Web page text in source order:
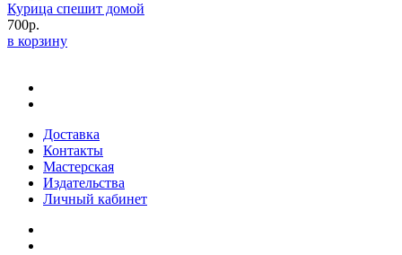
Курица спешит домой
700р.
в корзину
Доставка
Контакты
Мастерская
Издательства
Личный кабинет